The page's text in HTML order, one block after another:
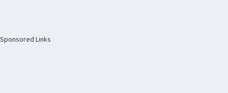
Sponsored Links